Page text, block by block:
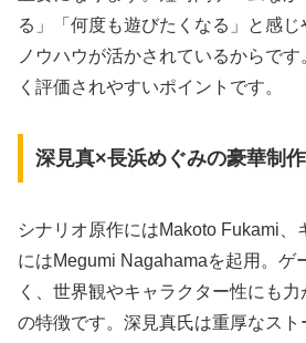
る」「何度も遊びたくなる」と感
ノウハウが活かされているからで
く評価されやすいポイントです。
深見真×長浜めぐみの豪華制
シナリオ原作にはMakoto Fukami、
にはMegumi Nagahamaを起用。ゲ
く、世界観やキャラクター性にも
の特徴です。深見真氏は重厚なス